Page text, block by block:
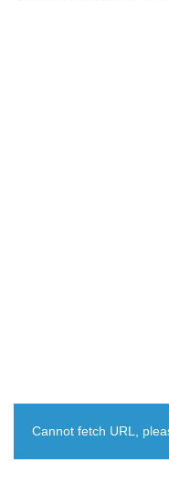
Cannot fetch URL,